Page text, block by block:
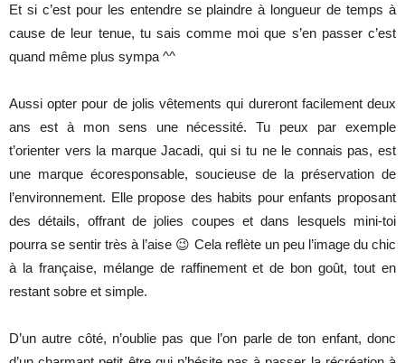
Et si c’est pour les entendre se plaindre à longueur de temps à
cause de leur tenue, tu sais comme moi que s’en passer c’est
quand même plus sympa ^^
Aussi opter pour de jolis vêtements qui dureront facilement deux
ans est à mon sens une nécessité. Tu peux par exemple
t’orienter vers la marque Jacadi, qui si tu ne le connais pas, est
une marque écoresponsable, soucieuse de la préservation de
l’environnement. Elle propose des habits pour enfants proposant
des détails, offrant de jolies coupes et dans lesquels mini-toi
pourra se sentir très à l’aise 😉 Cela reflète un peu l’image du chic
à la française, mélange de raffinement et de bon goût, tout en
restant sobre et simple.
D’un autre côté, n’oublie pas que l’on parle de ton enfant, donc